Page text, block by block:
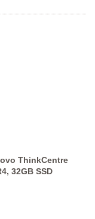
ThinkCentre
32GB SSD